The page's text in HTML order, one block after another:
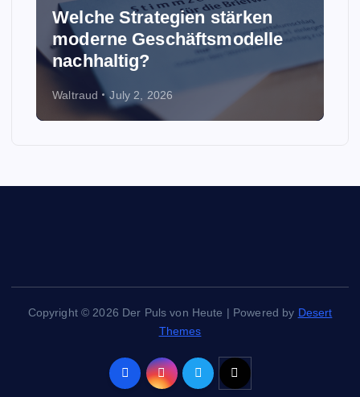
Welche Strategien stärken
moderne Geschäftsmodelle
nachhaltig?
Waltraud July 2, 2026
Copyright © 2026 Der Puls von Heute | Powered by Desert
Themes